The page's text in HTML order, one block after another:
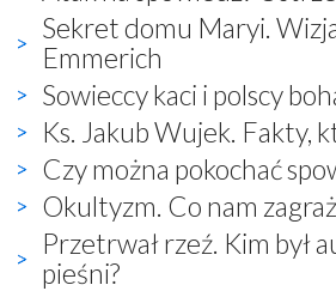
Sekret domu Maryi.
Emmerich
Sowieccy kaci i polscy
Ks. Jakub Wujek. Fakty,
Czy można pokochać
Okultyzm. Co nam
Przetrwał rzeź. Kim był
pieśni?